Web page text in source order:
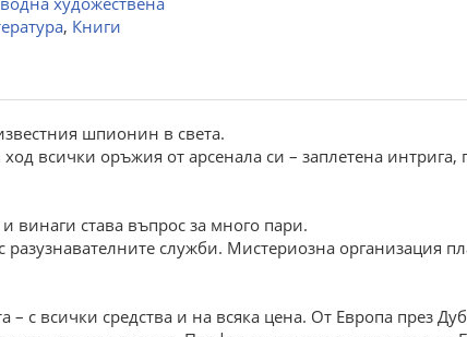
, Книги
шпионин в света.
всички оръжия от арсенала си – заплетена интрига,
винаги става въпрос за много пари.
служби. Мистериозна организация
с всички средства и на всяка цена. От Европа през